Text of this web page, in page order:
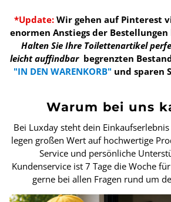
*Update: Wir gehen auf Pinterest
enormen Anstiegs der Bestellungen
Halten Sie Ihre Toilettenartikel
leicht auffindbar begrenzten
"IN DEN WARENKORB" und sparen
Warum bei uns
Bei Luxday steht dein
legen großen Wert auf hochwertige
Service und persönliche
Kundenservice ist 7 Tage die Woche
gerne bei allen Fragen rund um